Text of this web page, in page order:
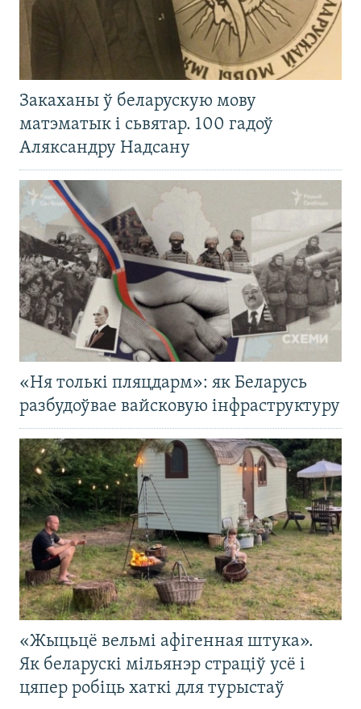
Закаханы ў беларускую мову
матэматык і сьвятар. 100 гадоў
Аляксандру Надсану
«Ня толькі пляцдарм»: як Беларусь
разбудоўвае вайсковую інфраструктуру
«Жыцьцё вельмі афігенная штука».
Як беларускі мільянэр страціў усё і
цяпер робіць хаткі для турыстаў